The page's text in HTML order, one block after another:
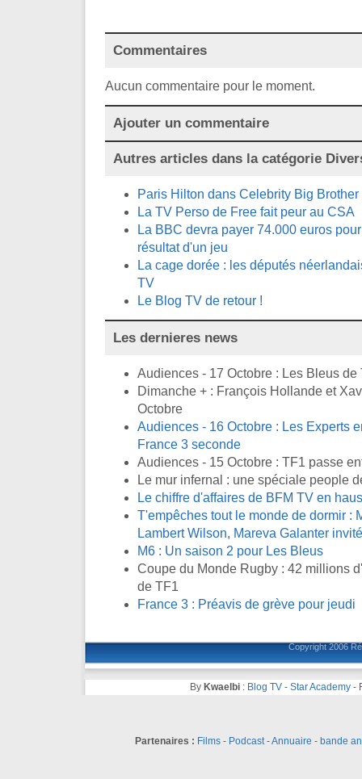
Commentaires
Aucun commentaire pour le moment.
Ajouter un commentaire
Autres articles dans la catégorie
Paris Hilton dans Celebrity Big Brother
La TV Perso de Free fait peur au CSA
La BBC devra payer 74.000 euros
résultat d'un jeu
La cage dorée : les députés
TV
Le Blog TV de retour !
Les dernieres news
Audiences - 17 Octobre : Les Bleus
Dimanche + : François Hollande et
Octobre
Audiences - 16 Octobre : Les Experts
France 3 seconde
Audiences - 15 Octobre : TF1 passe
Le mur infernal : une spéciale people
Le chiffre d'affaires de BFM TV en
T'empêches tout le monde de dormir :
Lambert Wilson, Mareva Galanter
M6 : Un saison 2 pour Les Bleus
Coupe du Monde Rugby : 42 millions
de TF1
France 3 : Préavis de grève pour jeudi
Copyright 2006
By Kwaelbi: Blog TV- Star Academy-
Partenaires : Films- Podcast-Annuaire - bande